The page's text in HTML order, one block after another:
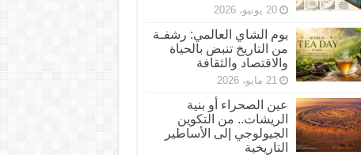
20 يونيو، 2026
يوم الشاي العالمي: رشفـة
من التاريخ تنبض بالحياة
والاقتصاد والثقافة
21 مايو، 2026
عين الصحراء أو بنية
الريشات.. من التكوين
الجيولوجي إلى الأساطير
التاريخية